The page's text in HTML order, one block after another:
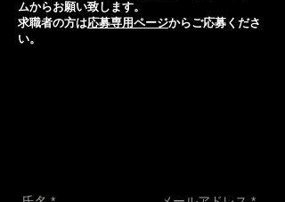
ムからお願い致します。
求職者の方は応募専用ページからご応募くださ
い。